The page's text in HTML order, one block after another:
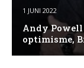
1 JUNI 2022
Andy
optimisme,